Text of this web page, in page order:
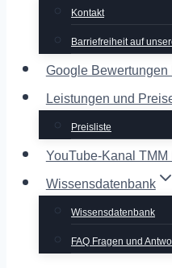
Kontakt
Barriefreiheit auf
Google Bewertungen
Leistungen und
Preisliste
YouTube-Kanal
Wissensdatenbank
Wissensdatenbank
FAQ Fragen und